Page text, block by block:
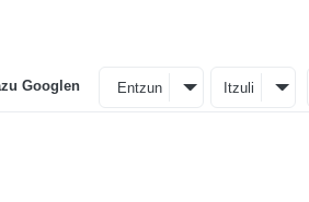
Googlen Entzun Itzuli